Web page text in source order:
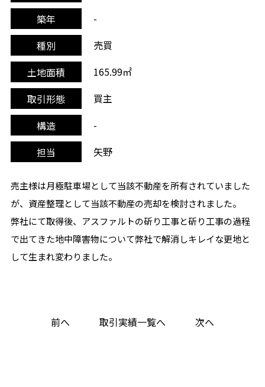
築年
-
種別
売買
土地面積
165.99㎡
取引形態
買主
構造
-
担当
矢野
売主様は月極駐車場として当該不動産を所有されていました
が、資産整理として当該不動産の売却を検討されました。
弊社にて取得後、アスファルトの斫り工事と斫り工事の過程
で出てきた地中障害物について弊社で解消しキレイな更地と
して生まれ変わりました。
前へ 取引実績一覧へ 次へ